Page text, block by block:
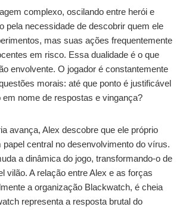
complexo, oscilando entre herói e
pela necessidade de descobrir quem ele
mas suas ações frequentemente
em risco. Essa dualidade é o que
envolvente. O jogador é constantemente
morais: até que ponto é justificável
nome de respostas e vingança?
avança, Alex descobre que ele próprio
papel central no desenvolvimento do vírus.
a dinâmica do jogo, transformando-o de
vilão. A relação entre Alex e as forças
a organização Blackwatch, é cheia
representa a resposta brutal do